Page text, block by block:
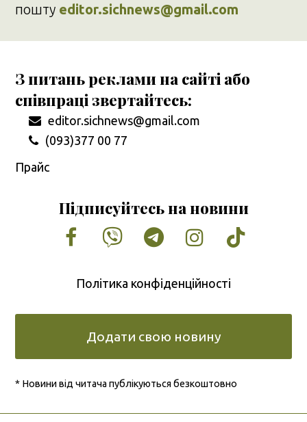
пошту editor.sichnews@gmail.com
З питань реклами на сайті або
співпраці звертайтесь:
editor.sichnews@gmail.com
(093)377 00 77
Прайс
Підписуйтесь на новини
Facebook
VimeoTumblrInstagram
Tiktok
Політика конфіденційності
Додати свою новину
* Новини від читача публікуються безкоштовно